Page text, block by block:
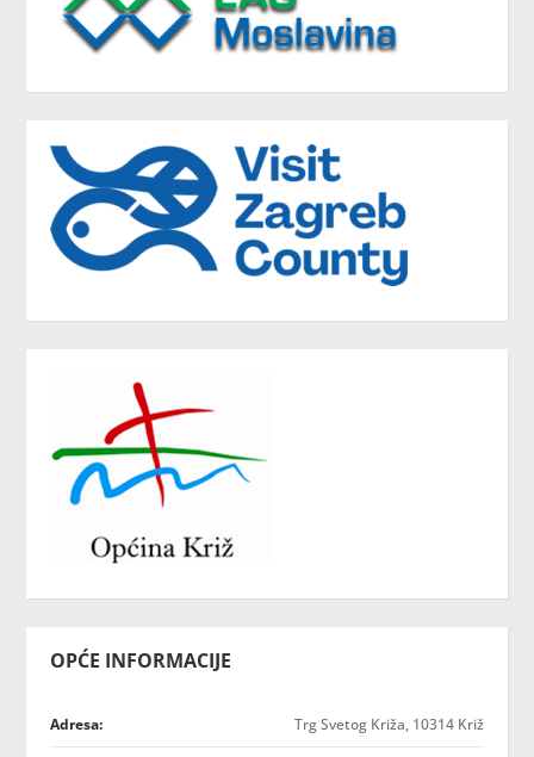
OPĆE INFORMACIJE
Adresa: Trg Svetog Križa, 10314 Križ